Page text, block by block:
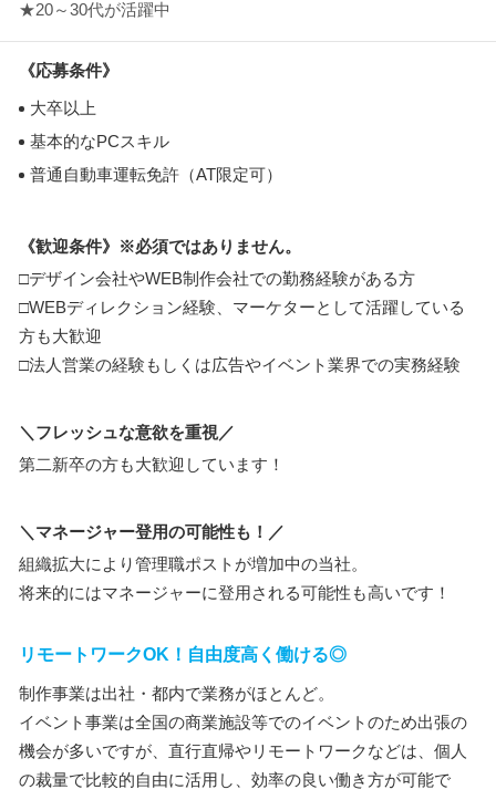
★20～30代が活躍中
《応募条件》
大卒以上
基本的なPCスキル
普通自動車運転免許（AT限定可）
《歓迎条件》※必須ではありません。
□デザイン会社やWEB制作会社での勤務経験がある方
□WEBディレクション経験、マーケターとして活躍している
方も大歓迎
□法人営業の経験もしくは広告やイベント業界での実務経験
＼フレッシュな意欲を重視／
第二新卒の方も大歓迎しています！
＼マネージャー登用の可能性も！／
組織拡大により管理職ポストが増加中の当社。
将来的にはマネージャーに登用される可能性も高いです！
リモートワークOK！自由度高く働ける◎
制作事業は出社・都内で業務がほとんど。
イベント事業は全国の商業施設等でのイベントのため出張の
機会が多いですが、直行直帰やリモートワークなどは、個人
の裁量で比較的自由に活用し、効率の良い働き方が可能で